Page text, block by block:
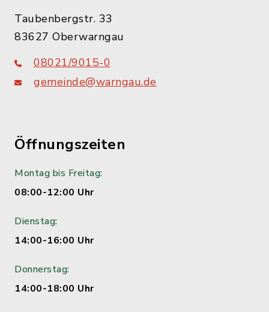
Taubenbergstr. 33
83627 Oberwarngau
08021/9015-0
gemeinde@warngau.de
Öffnungszeiten
Montag bis Freitag:
08:00-12:00 Uhr
Dienstag:
14:00-16:00 Uhr
Donnerstag:
14:00-18:00 Uhr